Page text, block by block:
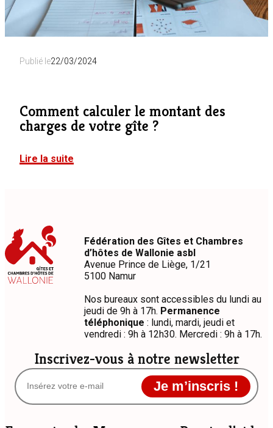
Publié le22/03/2024
Comment calculer le montant des
charges de votre gîte ?
Lire la suite
Inscrivez-vous à notre newsletter
Je m’inscris !
Fédération des Gîtes et Chambres
d’hôtes de Wallonie asbl
Avenue Prince de Liège, 1/21
5100 Namur
Nos bureaux sont accessibles du lundi au
jeudi de 9h à 17h. Permanence
téléphonique : lundi, mardi, jeudi et
vendredi : 9h à 12h30. Mercredi : 9h à 17h.